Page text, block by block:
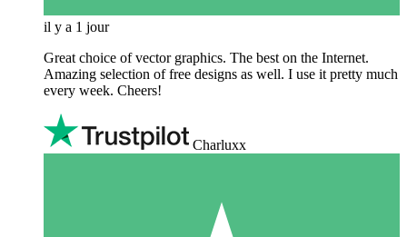
il y a 1 jour
Great choice of vector graphics. The best on the Internet.
Amazing selection of free designs as well. I use it pretty much
every week. Cheers!
Charluxx